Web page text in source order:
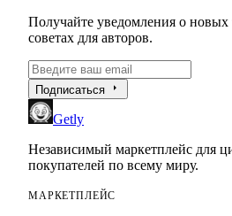
Получайте уведомления о новых
советах для авторов.
Подписаться arrow_right
Getly
Независимый маркетплейс для
покупателей по всему миру.
МАРКЕТПЛЕЙС